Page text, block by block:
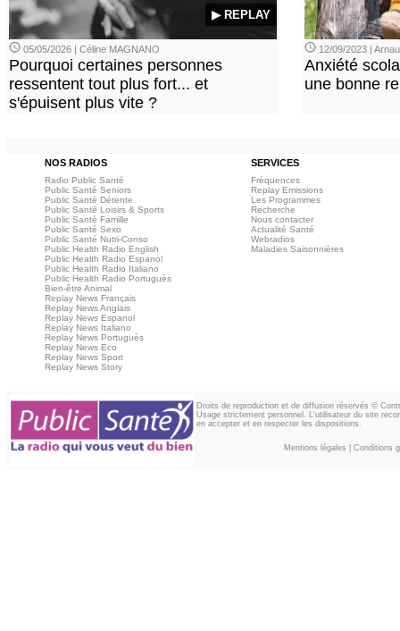
▶ REPLAY
05/05/2026 | Céline MAGNANO
Pourquoi certaines personnes
ressentent tout plus fort... et
s'épuisent plus vite ?
12/09/2023 |
Anxiété
une bonne
NOS RADIOS SERVICES
Radio Public Santé
Public Santé Seniors
Public Santé Détente
Public Santé Loisirs & Sports
Public Santé Famille
Public Santé Sexo
Public Santé Nutri-Conso
Public Health Radio English
Public Health Radio Espanol
Public Health Radio Italiano
Public Health Radio Portuguès
Bien-être Animal
Replay News Français
Replay News Anglais
Replay News Espanol
Replay News Italiano
Replay News Portuguès
Replay News Eco
Replay News Sport
Replay News Story
Fréquences
Replay Emissions
Les Programmes
Recherche
Nous contacter
Actualité Santé
Webradios
Maladies Saisonnières
Droits de reproduction et de diffusion réservés ©
Usage strictement personnel. L'utilisateur du site
en accepter et en respecter les dispositions.
Mentions légales Conditions